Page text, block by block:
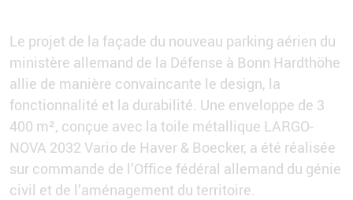
Le projet de la façade du nouveau parking aérien du
ministère allemand de la Défense à Bonn Hardthöhe
allie de manière convaincante le design, la
fonctionnalité et la durabilité. Une enveloppe de 3
400 m², conçue avec la toile métallique LARGO-
NOVA 2032 Vario de Haver & Boecker, a été réalisée
sur commande de l’Office fédéral allemand du génie
civil et de l’aménagement du territoire.